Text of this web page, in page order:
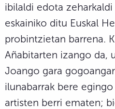
ibilaldi edota
eskainiko ditu Euskal
probintzietan barrena.
Añabitarten izango da,
Joango gara
ilunabarrak bere
artisten berri ematen;